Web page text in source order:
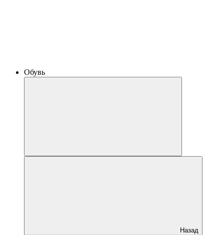
Обувь
Назад